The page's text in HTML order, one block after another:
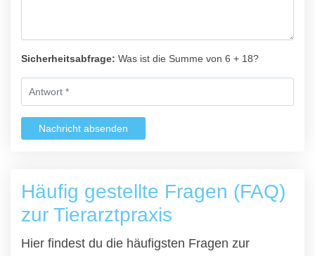
Sicherheitsabfrage: Was ist die Summe von 6 + 18?
Nachricht absenden
Häufig gestellte Fragen (FAQ)
zur Tierarztpraxis
Hier findest du die häufigsten Fragen zur